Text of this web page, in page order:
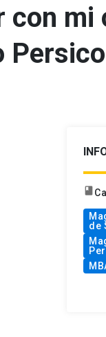
con mi
Persico
book
de